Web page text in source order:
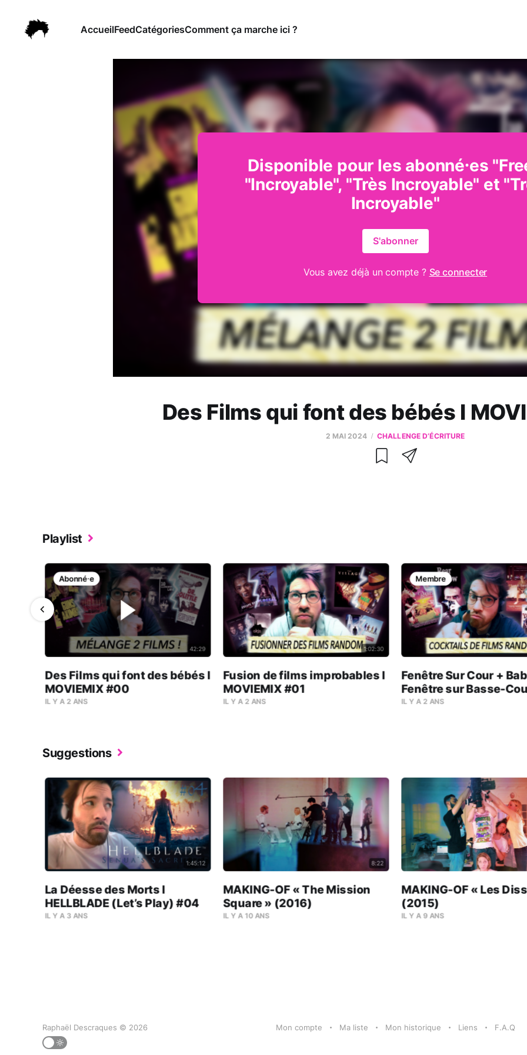
AccueilFeedCatégoriesComment ça marche ici ?
Disponible pour les abonné⸱es
"Incroyable", "Très Incroyable" et
Incroyable"
S'abonner
Vous avez déjà un compte ? Se connecter
Des Films qui font des bébés l
2 MAI 2024 CHALLENGE D’ÉCRITURE
Playlist
42:29
Abonné⸱e
Des Films qui font des bébés l
MOVIEMIX #00
IL Y A 2 ANS
1:02:30
Fusion de films improbables l
MOVIEMIX #01
IL Y A 2 ANS
Membre
Fenêtre Sur Cour +
Fenêtre sur Basse-
rien) l MOVIEMIX #02
IL Y A 2 ANS
Suggestions
1:45:12
La Déesse des Morts l
HELLBLADE (Let’s Play) #04
IL Y A 3 ANS
8:22
MAKING-OF « The Mission
Square » (2016)
IL Y A 10 ANS
MAKING-OF « Les
(2015)
IL Y A 9 ANS
Raphaël Descraques © 2026 Mon compte Ma liste Mon historique Liens F.A.Q